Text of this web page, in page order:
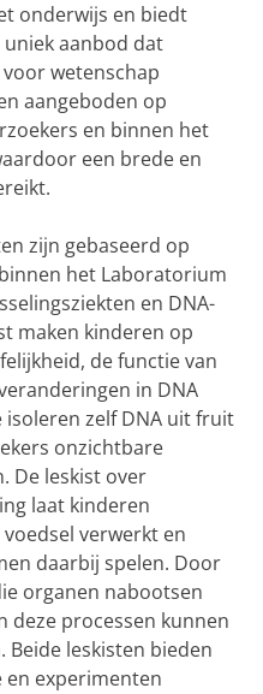
onderwijs en biedt
aanbod dat
wetenschap
aangeboden op
en binnen het
een brede en
zijn gebaseerd op
het Laboratorium
en DNA-
maken kinderen op
de functie van
in DNA
isoleren zelf DNA uit fruit
onzichtbare
De leskist over
laat kinderen
verwerkt en
daarbij spelen. Door
organen nabootsen
deze processen kunnen
leskisten bieden
experimenten